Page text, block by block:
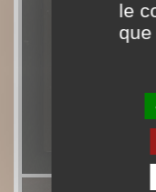
le